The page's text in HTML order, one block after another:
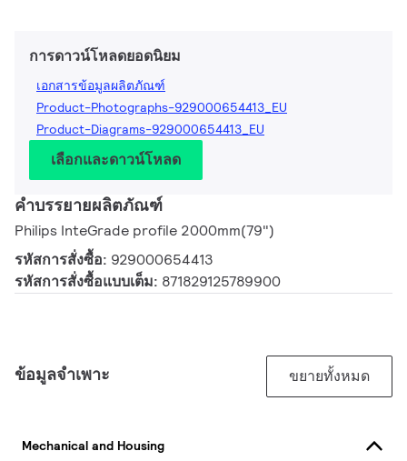
การดาวน์โหลดยอดนิยม
เอกสารข้อมูลผลิตภัณฑ์
Product-Photographs-929000654413_EU
Product-Diagrams-929000654413_EU
เลือกและดาวน์โหลด
คำบรรยายผลิตภัณฑ์
Philips InteGrade profile 2000mm(79")
รหัสการสั่งซื้อ: 929000654413
รหัสการสั่งซื้อแบบเต็ม: 871829125789900
ข้อมูลจำเพาะ ขยายทั้งหมด
Mechanical and Housing